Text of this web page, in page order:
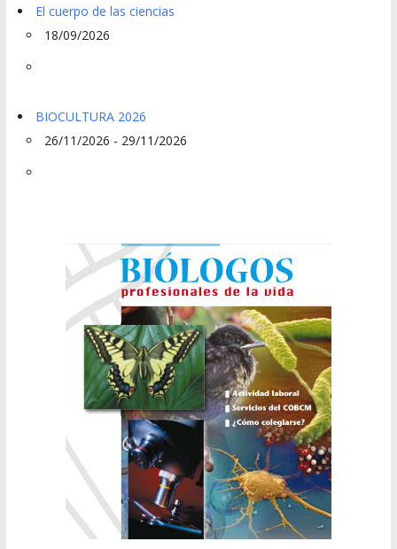
El cuerpo de las ciencias
18/09/2026
BIOCULTURA 2026
26/11/2026 - 29/11/2026